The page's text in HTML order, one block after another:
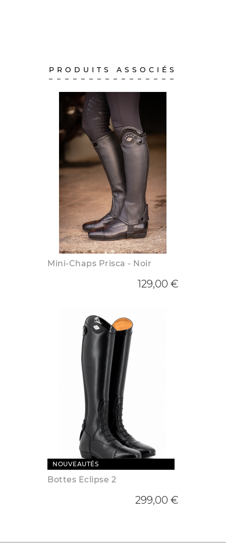
PRODUITS ASSOCIÉS
Mini-Chaps Prisca - Noir
129,00 €
NOUVEAUTÉS
Bottes Eclipse 2
299,00 €